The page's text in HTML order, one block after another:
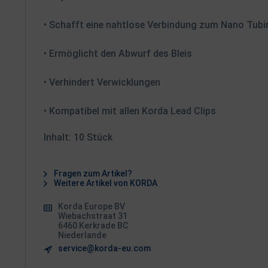
• Schafft eine nahtlose Verbindung zum Nano
• Ermöglicht den Abwurf des Bleis
• Verhindert Verwicklungen
• Kompatibel mit allen Korda Lead Clips
Inhalt: 10 Stück
Fragen zum Artikel?
Weitere Artikel von KORDA
Korda Europe BV
Wiebachstraat 31
6460 Kerkrade BC
Niederlande
service@korda-eu.com